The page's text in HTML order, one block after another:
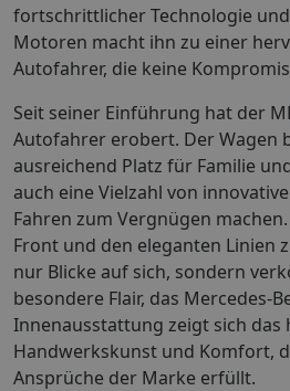
fortschrittlicher Technologie
Motoren macht ihn zu einer
Autofahrer, die keine
Seit seiner Einführung hat der
Autofahrer erobert. Der Wagen
ausreichend Platz für Familie
auch eine Vielzahl von
Fahren zum Vergnügen
Front und den eleganten Linien
nur Blicke auf sich, sondern
besondere Flair, das Mercedes-
Innenausstattung zeigt sich das
Handwerkskunst und Komfort,
Ansprüche der Marke erfüllt.